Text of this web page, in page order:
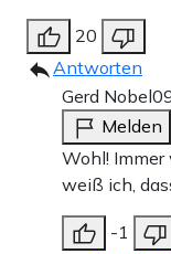
20
Antworten
Gerd Nobel
Melden
Wohl!
weiß ich,
-1